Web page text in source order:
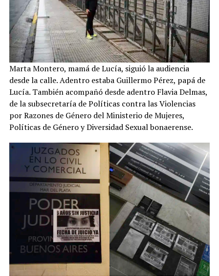
Marta Montero, mamá de Lucía, siguió la audiencia
desde la calle. Adentro estaba Guillermo Pérez, papá de
Lucía. También acompañó desde adentro Flavia Delmas,
de la subsecretaría de Políticas contra las Violencias
por Razones de Género del Ministerio de Mujeres,
Políticas de Género y Diversidad Sexual bonaerense.